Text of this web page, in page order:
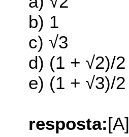
b) 1
c) √3
d) (1 + √2)/2
e) (1 + √3)/2
resposta:[A]